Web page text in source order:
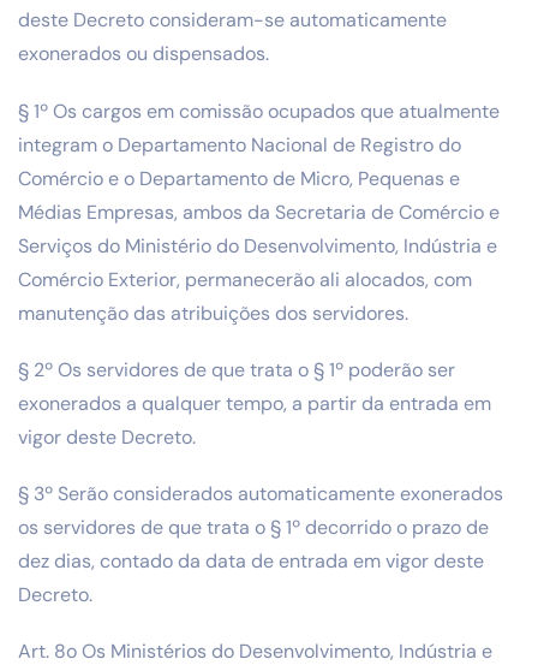
deste Decreto consideram-se automaticamente
exonerados ou dispensados.
§ 1º Os cargos em comissão ocupados que atualmente
integram o Departamento Nacional de Registro do
Comércio e o Departamento de Micro, Pequenas e
Médias Empresas, ambos da Secretaria de Comércio e
Serviços do Ministério do Desenvolvimento, Indústria e
Comércio Exterior, permanecerão ali alocados, com
manutenção das atribuições dos servidores.
§ 2º Os servidores de que trata o § 1º poderão ser
exonerados a qualquer tempo, a partir da entrada em
vigor deste Decreto.
§ 3º Serão considerados automaticamente exonerados
os servidores de que trata o § 1º decorrido o prazo de
dez dias, contado da data de entrada em vigor deste
Decreto.
Art. 8o Os Ministérios do Desenvolvimento, Indústria e